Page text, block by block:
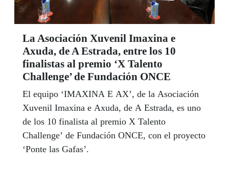
La Asociación Xuvenil Imaxina e
Axuda, de A Estrada, entre los 10
finalistas al premio ‘X Talento
Challenge’ de Fundación ONCE
El equipo ‘IMAXINA E AX’, de la Asociación
Xuvenil Imaxina e Axuda, de A Estrada, es uno
de los 10 finalista al premio X Talento
Challenge’ de Fundación ONCE, con el proyecto
‘Ponte las Gafas’.